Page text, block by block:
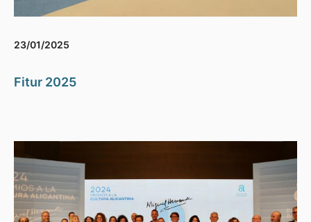
23/01/2025
Fitur 2025